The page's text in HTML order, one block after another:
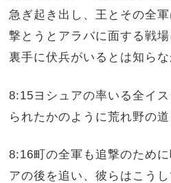
急ぎ起き出し、王とその全
撃とうとアラバに面する戦
裏手に伏兵がいるとは知らな
8:15ヨシュアの率いる全イ
られたかのように荒れ野の道
8:16町の全軍も追撃のため
アの後を追い、彼らはこう